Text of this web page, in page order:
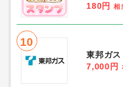
180円 相
10
東邦ガス
7,000円